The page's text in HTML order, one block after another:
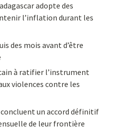
adopte des
l’inflation durant les
des mois avant d’être
à ratifier l’instrument
violences contre les
concluent un accord définitif
de leur frontière